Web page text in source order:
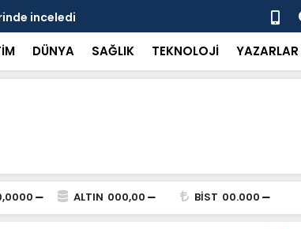
inceledi Bakan
DÜNYA SAĞLIK TEKNOLOJİ YAZARLAR
ALTIN 000,00 BİST 00.000